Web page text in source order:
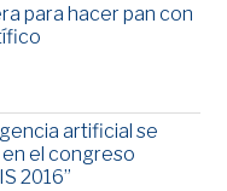
para hacer pan con
artificial se
en el congreso
2016”